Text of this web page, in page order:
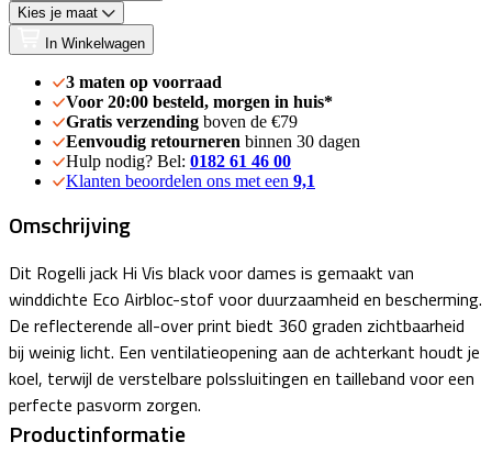
Kies je maat
In Winkelwagen
3 maten op voorraad
Voor 20:00 besteld, morgen in huis*
Gratis verzending boven de €79
Eenvoudig retourneren binnen 30 dagen
Hulp nodig? Bel: 0182 61 46 00
Klanten beoordelen ons met een 9,1
Omschrijving
Dit Rogelli jack Hi Vis black voor dames is gemaakt van
winddichte Eco Airbloc-stof voor duurzaamheid en bescherming.
De reflecterende all-over print biedt 360 graden zichtbaarheid
bij weinig licht. Een ventilatieopening aan de achterkant houdt je
koel, terwijl de verstelbare polssluitingen en tailleband voor een
perfecte pasvorm zorgen.
Productinformatie